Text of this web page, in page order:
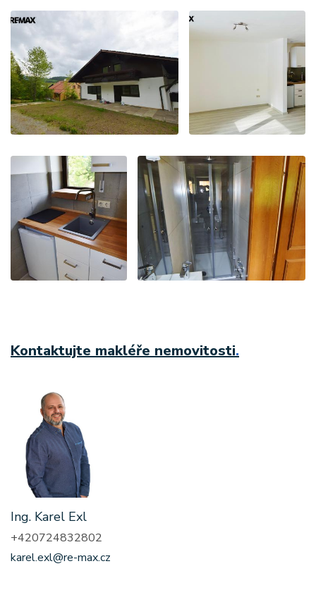
Kontaktujte makléře nemovitosti.
Ing. Karel Exl
+420724832802
karel.exl@re-max.cz